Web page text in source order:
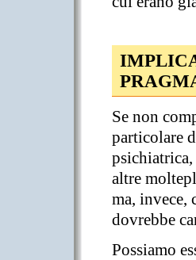
Se non
particolare
psichiatrica,
altre
ma, invece,
dovrebbe
Possiamo